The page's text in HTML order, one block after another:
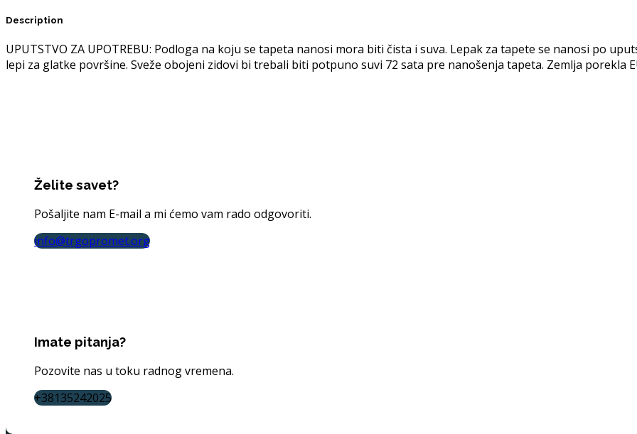
Description
UPUTSTVO ZA UPOTREBU: Podloga na koju se tapeta nanosi mora biti čista i suva. Lepak za tapete se nanosi po
lepi za glatke površine. Sveže obojeni zidovi bi trebali biti potpuno suvi 72 sata pre nanošenja tapeta. Zemlja porekla
Želite savet?
Pošaljite nam E-mail a mi ćemo vam rado odgovoriti.
info@trgopromet.org
Imate pitanja?
Pozovite nas u toku radnog vremena.
+38135242025